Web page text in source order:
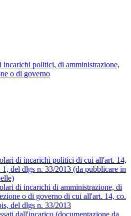
incarichi politici, di amministrazione,
o di governo
di incarichi politici di cui all'art. 14,
1, del dlgs n. 33/2013 (da pubblicare in
di incarichi di amministrazione, di
o di governo di cui all'art. 14, co.
del dlgs n. 33/2013